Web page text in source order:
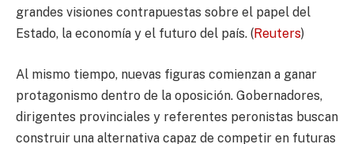
grandes visiones contrapuestas sobre el papel del
Estado, la economía y el futuro del país. (Reuters)
Al mismo tiempo, nuevas figuras comienzan a ganar
protagonismo dentro de la oposición. Gobernadores,
dirigentes provinciales y referentes peronistas buscan
construir una alternativa capaz de competir en futuras